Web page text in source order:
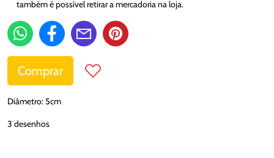
também é possível retirar a mercadoria na loja.
Comprar
Diâmetro: 5cm
3 desenhos